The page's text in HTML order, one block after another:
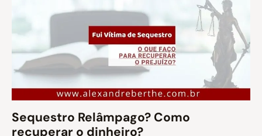
Sequestro Relâmpago? Como
recuperar o dinheiro?